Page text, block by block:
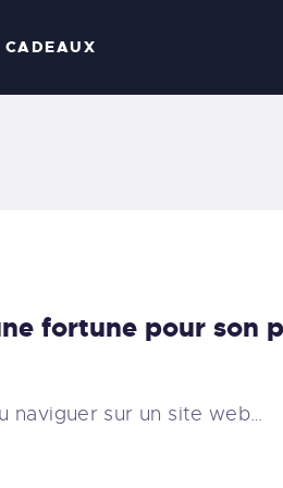
CADEAUX
fortune pour son
naviguer sur un site web…